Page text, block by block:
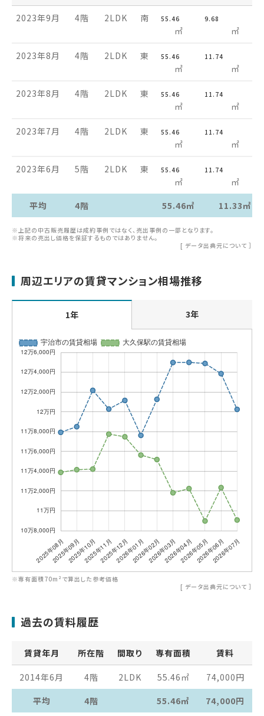
2023年9月 4階 2LDK 南 55.46
㎡
9.68
㎡
2023年8月 4階 2LDK 東 55.46
㎡
11.74
㎡
2023年8月 4階 2LDK 東 55.46
㎡
11.74
㎡
2023年7月 4階 2LDK 東 55.46
㎡
11.74
㎡
2023年6月 5階 2LDK 東 55.46
㎡
11.74
㎡
平均
4階 55.46㎡ 11.33㎡
※上記の中古販売履歴は成約事例ではなく、売出事例の一部となります。
※将来の売出し価格を保証するものではありません。
[ データ出典元について ］
周辺エリアの賃貸マンション相場推移
1年 3年
※専有面積70m²で算出した参考価格
[ データ出典元について ］
過去の賃料履歴
賃貸年月 所在階 間取り 専有面積 賃料
2014年6月 4階 2LDK 55.46 ㎡ 74,000円
平均
4階 55.46㎡ 74,000円